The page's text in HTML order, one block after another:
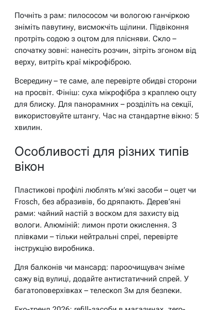
Почніть з рам: пилососом чи вологою ганчіркою
зніміть павутину, висмокчіть щілини. Підвіконня
протріть содою з оцтом для плісняви. Скло –
спочатку зовні: нанесіть розчин, зітріть згоном від
верху, витріть краї мікрофіброю.
Всередину – те саме, але перевірте обидві сторони
на просвіт. Фініш: суха мікрофібра з краплею оцту
для блиску. Для панорамних – розділіть на секції,
використовуйте штангу. Час на стандартне вікно: 5
хвилин.
Особливості для різних типів
вікон
Пластикові профілі люблять м’які засоби – оцет чи
Frosch, без абразивів, бо дряпають. Дерев’яні
рами: чайний настій з воском для захисту від
вологи. Алюміній: лимон проти окислення. З
плівками – тільки нейтральні спреї, перевірте
інструкцію виробника.
Для балконів чи мансард: пароочищувач зніме
сажу від вулиці, додайте антистатичний спрей. У
багатоповерхівках – телескоп 3м для безпеки.